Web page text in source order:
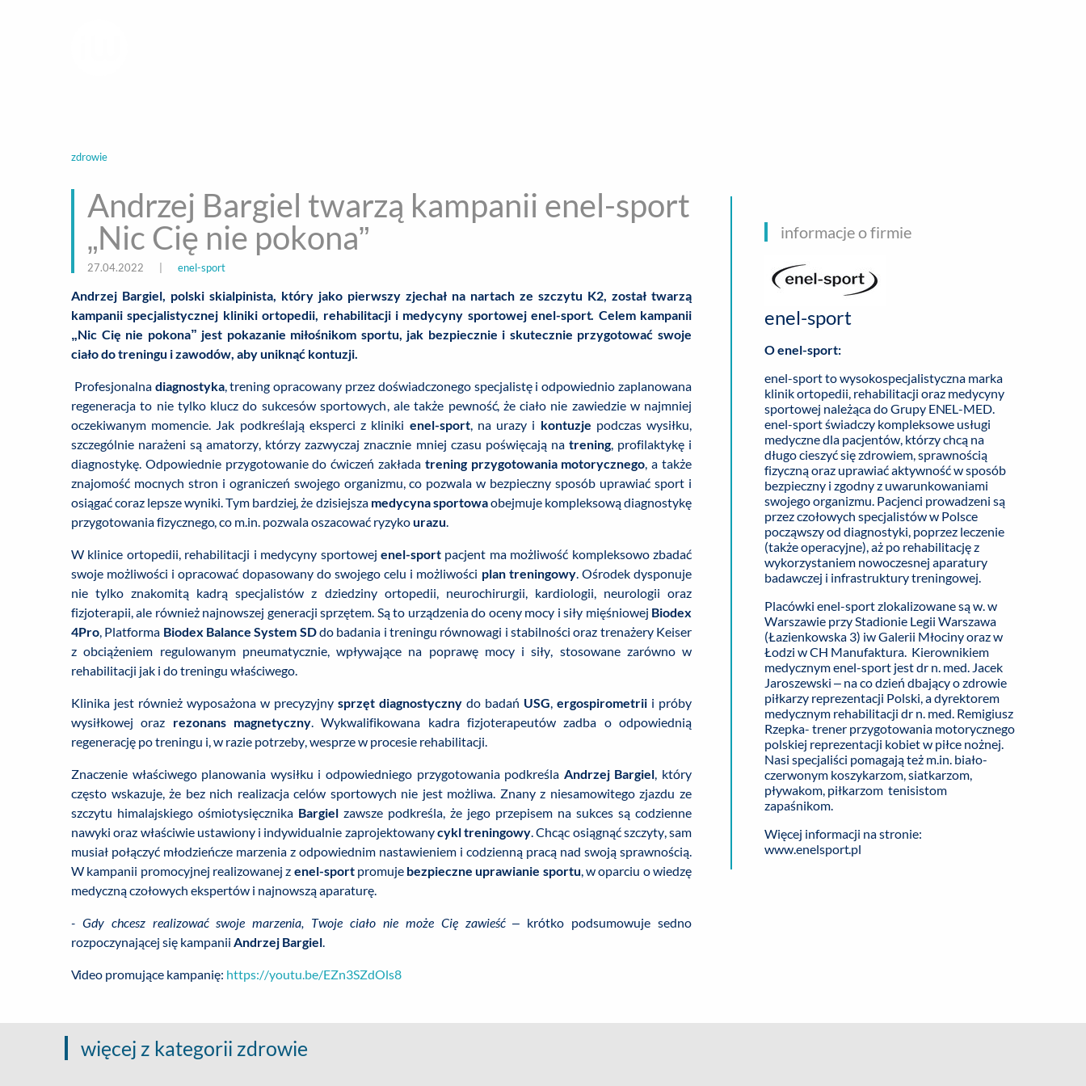
zdrowie
Andrzej Bargiel twarzą kampanii enel-sport
„Nic Cię nie pokona”
27.04.2022 enel-sport
Andrzej Bargiel, polski skialpinista, który jako pierwszy zjechał na nartach ze szczytu K2, został twarzą
kampanii specjalistycznej kliniki ortopedii, rehabilitacji i medycyny sportowej enel-sport. Celem kampanii
„Nic Cię nie pokona” jest pokazanie miłośnikom sportu, jak bezpiecznie i skutecznie przygotować swoje
ciało do treningu i zawodów, aby uniknąć kontuzji.
Profesjonalna diagnostyka, trening opracowany przez doświadczonego specjalistę i odpowiednio zaplanowana
regeneracja to nie tylko klucz do sukcesów sportowych, ale także pewność, że ciało nie zawiedzie w najmniej
oczekiwanym momencie. Jak podkreślają eksperci z kliniki enel-sport, na urazy i kontuzje podczas wysiłku,
szczególnie narażeni są amatorzy, którzy zazwyczaj znacznie mniej czasu poświęcają na trening, profilaktykę i
diagnostykę. Odpowiednie przygotowanie do ćwiczeń zakłada trening przygotowania motorycznego, a także
znajomość mocnych stron i ograniczeń swojego organizmu, co pozwala w bezpieczny sposób uprawiać sport i
osiągać coraz lepsze wyniki. Tym bardziej, że dzisiejsza medycyna sportowaobejmuje kompleksową diagnostykę
przygotowania fizycznego, co m.in. pozwala oszacować ryzykourazu.
W klinice ortopedii, rehabilitacji i medycyny sportowej enel-sportpacjent ma możliwość kompleksowo zbadać
swoje możliwości i opracować dopasowany do swojego celu i możliwości plan treningowy. Ośrodek dysponuje
nie tylko znakomitą kadrą specjalistów z dziedziny ortopedii, neurochirurgii, kardiologii, neurologii oraz
fizjoterapii, ale również najnowszej generacji sprzętem. Są to urządzenia do oceny mocy i siły mięśniowej Biodex
4Pro, Platforma Biodex Balance System SDdo badania i treningu równowagi i stabilności oraz trenażery Keiser
z obciążeniem regulowanym pneumatycznie, wpływające na poprawę mocy i siły, stosowane zarówno w
rehabilitacji jak i do treningu właściwego.
Klinika jest również wyposażona w precyzyjny sprzęt diagnostyczny do badań USG, ergospirometrii i próby
wysiłkowej oraz rezonans magnetyczny. Wykwalifikowana kadra fizjoterapeutów zadba o odpowiednią
regenerację po treningu i, w razie potrzeby, wesprze w procesie rehabilitacji.
Znaczenie właściwego planowania wysiłku i odpowiedniego przygotowania podkreśla Andrzej Bargiel, który
często wskazuje, że bez nich realizacja celów sportowych nie jest możliwa. Znany z niesamowitego zjazdu ze
szczytu himalajskiego ośmiotysięcznika Bargiel zawsze podkreśla, że jego przepisem na sukces są codzienne
nawyki oraz właściwie ustawiony i indywidualnie zaprojektowanycykl treningowy. Chcąc osiągnąć szczyty, sam
musiał połączyć młodzieńcze marzenia z odpowiednim nastawieniem i codzienną pracą nad swoją sprawnością.
W kampanii promocyjnej realizowanej z enel-sportpromuje bezpieczne uprawianie sportu, w oparciu o wiedzę
medyczną czołowych ekspertów i najnowszą aparaturę.
- Gdy chcesz realizować swoje marzenia, Twoje ciało nie może Cię zawieść– krótko podsumowuje sedno
rozpoczynającej się kampanii Andrzej Bargiel.
Video promujące kampanię: https://youtu.be/EZn3SZdOls8
informacje o firmie
enel-sport
O enel-sport:
enel-sport to wysokospecjalistyczna marka
klinik ortopedii, rehabilitacji oraz medycyny
sportowej należąca do Grupy ENEL-MED.
enel-sport świadczy kompleksowe usługi
medyczne dla pacjentów, którzy chcą na
długo cieszyć się zdrowiem, sprawnością
fizyczną oraz uprawiać aktywność w sposób
bezpieczny i zgodny z uwarunkowaniami
swojego organizmu. Pacjenci prowadzeni są
przez czołowych specjalistów w Polsce
począwszy od diagnostyki, poprzez leczenie
(także operacyjne), aż po rehabilitację z
wykorzystaniem nowoczesnej aparatury
badawczej i infrastruktury treningowej.
Placówki enel-sport zlokalizowane są w. w
Warszawie przy Stadionie Legii Warszawa
(Łazienkowska 3) iw Galerii Młociny oraz w
Łodzi w CH Manufaktura. Kierownikiem
medycznym enel-sport jest dr n. med. Jacek
Jaroszewski – na co dzień dbający o zdrowie
piłkarzy reprezentacji Polski, a dyrektorem
medycznym rehabilitacji dr n. med. Remigiusz
Rzepka- trener przygotowania motorycznego
polskiej reprezentacji kobiet w piłce nożnej.
Nasi specjaliści pomagają też m.in. biało-
czerwonym koszykarzom, siatkarzom,
pływakom, piłkarzom tenisistom
zapaśnikom.
Więcej informacji na stronie:
www.enelsport.pl
więcej z kategorii zdrowie